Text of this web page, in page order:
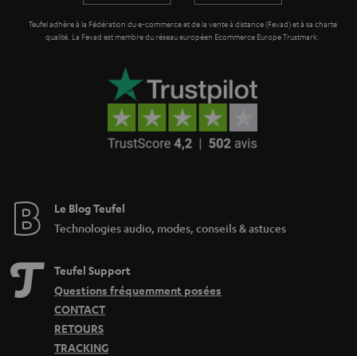
Teufel adhère à la Fédération du e-commerce et de la vente à distance (Fevad) et à sa charte
qualité. La Fevad est membre du réseau européen Ecommerce Europe Trustmark.
Le Blog Teufel
Technologies audio, modes, conseils & astuces
Teufel Support
Questions fréquemment posées
CONTACT
RETOURS
TRACKING